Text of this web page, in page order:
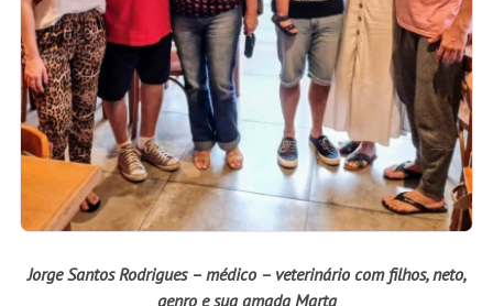
Jorge Santos Rodrigues – médico – veterinário com filhos, neto,
genro e sua amada Marta